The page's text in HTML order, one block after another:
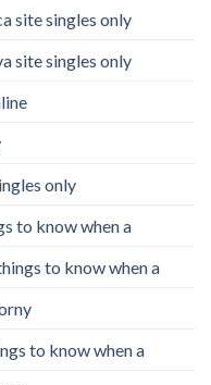
site singles only
site singles only
only
to know when a
to know when a
to know when a